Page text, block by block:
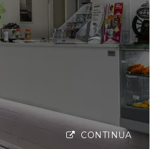
CONTINUA